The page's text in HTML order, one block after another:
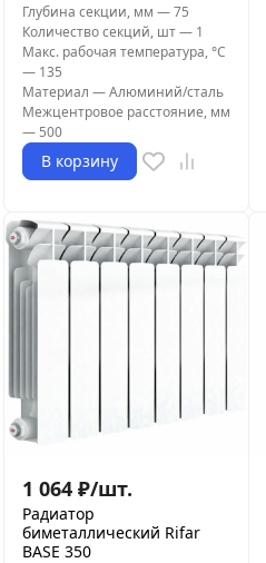
Глубина секции, мм —75
Количество секций, шт— 1
Макс. рабочая температура, °С
— 135
Материал —Алюминий/сталь
Межцентровое расстояние, мм
— 500
В корзину
1 064 ₽/шт.
Радиатор
биметаллический Rifar
BASE 350